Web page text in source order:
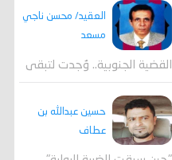
العقيد/ محسن ناجي
مسعد
القضية الجنوبية.. وُجدت لتبقى
حسين عبدالله بن
عطاف